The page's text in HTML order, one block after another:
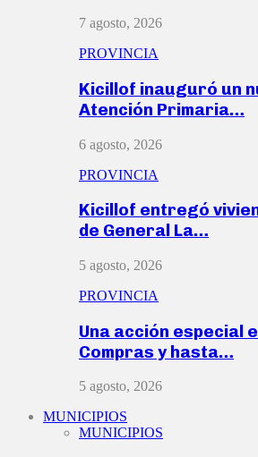
7 agosto, 2026
PROVINCIA
Kicillof inauguró un
Atención Primaria…
6 agosto, 2026
PROVINCIA
Kicillof entregó
de General La…
5 agosto, 2026
PROVINCIA
Una acción especial
Compras y hasta…
5 agosto, 2026
MUNICIPIOS
MUNICIPIOS